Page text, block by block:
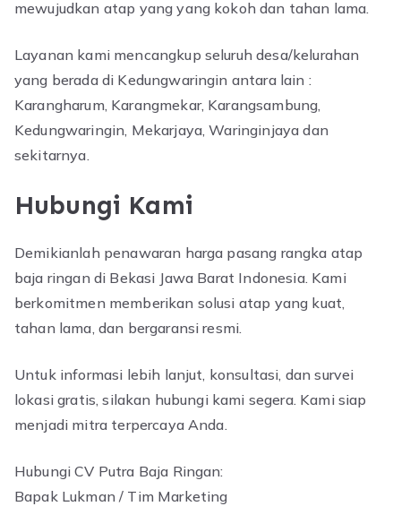
mewujudkan atap yang yang kokoh dan tahan lama.
Layanan kami mencangkup seluruh desa/kelurahan
yang berada di Kedungwaringin antara lain :
Karangharum, Karangmekar, Karangsambung,
Kedungwaringin, Mekarjaya, Waringinjaya dan
sekitarnya.
Hubungi Kami
Demikianlah penawaran harga pasang rangka atap
baja ringan di Bekasi Jawa Barat Indonesia. Kami
berkomitmen memberikan solusi atap yang kuat,
tahan lama, dan bergaransi resmi.
Untuk informasi lebih lanjut, konsultasi, dan survei
lokasi gratis, silakan hubungi kami segera. Kami siap
menjadi mitra terpercaya Anda.
Hubungi CV Putra Baja Ringan:
Bapak Lukman / Tim Marketing